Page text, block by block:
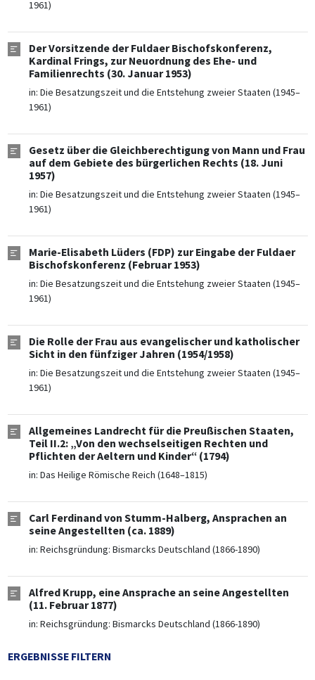
1961)
Der Vorsitzende der Fuldaer Bischofskonferenz,
Kardinal Frings, zur Neuordnung des Ehe- und
Familienrechts (30. Januar 1953)
in: Die Besatzungszeit und die Entstehung zweier Staaten (1945–
1961)
Gesetz über die Gleichberechtigung von Mann und Frau
auf dem Gebiete des bürgerlichen Rechts (18. Juni
1957)
in: Die Besatzungszeit und die Entstehung zweier Staaten (1945–
1961)
Marie-Elisabeth Lüders (FDP) zur Eingabe der Fuldaer
Bischofskonferenz (Februar 1953)
in: Die Besatzungszeit und die Entstehung zweier Staaten (1945–
1961)
Die Rolle der Frau aus evangelischer und katholischer
Sicht in den fünfziger Jahren (1954/1958)
in: Die Besatzungszeit und die Entstehung zweier Staaten (1945–
1961)
Allgemeines Landrecht für die Preußischen Staaten,
Teil II.2: „Von den wechselseitigen Rechten und
Pflichten der Aeltern und Kinder“ (1794)
in: Das Heilige Römische Reich (1648–1815)
Carl Ferdinand von Stumm-Halberg, Ansprachen an
seine Angestellten (ca. 1889)
in: Reichsgründung: Bismarcks Deutschland (1866-1890)
Alfred Krupp, eine Ansprache an seine Angestellten
(11. Februar 1877)
in: Reichsgründung: Bismarcks Deutschland (1866-1890)
ERGEBNISSE FILTERN